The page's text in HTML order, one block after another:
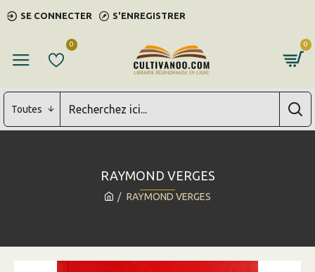
SE CONNECTER S'ENREGISTRER
0 0
Toutes
RAYMOND VERGES
RAYMOND VERGES